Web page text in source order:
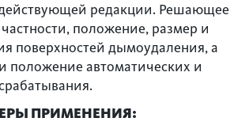
редакции. Решающее
положение, размер и
поверхностей дымоудаления, а
положение автоматических и
ПРИМЕНЕНИЯ: